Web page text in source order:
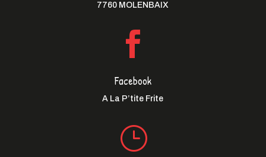
7760 MOLENBAIX

Facebook
A La P’tite Frite
}